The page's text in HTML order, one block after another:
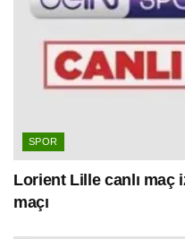
SPOR
Lorient Lille canlı maç
maçı